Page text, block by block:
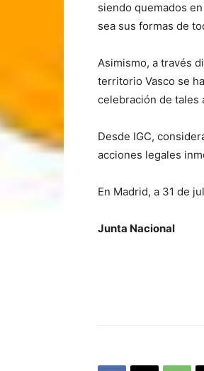
siendo quemados
sea sus formas de
Asimismo, a través
territorio Vasco se
celebración de tales
Desde IGC,
acciones legales
En Madrid, a 31 de
Junta Nacional